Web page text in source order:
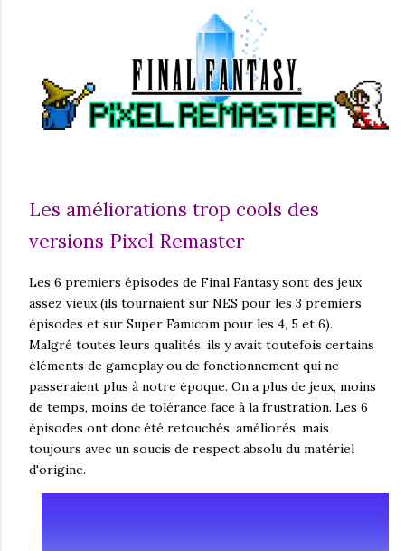
Les améliorations trop cools des
versions Pixel Remaster
Les 6 premiers épisodes de Final Fantasy sont des jeux
assez vieux (ils tournaient sur NES pour les 3 premiers
épisodes et sur Super Famicom pour les 4, 5 et 6).
Malgré toutes leurs qualités, ils y avait toutefois certains
éléments de gameplay ou de fonctionnement qui ne
passeraient plus à notre époque. On a plus de jeux, moins
de temps, moins de tolérance face à la frustration. Les 6
épisodes ont donc été retouchés, améliorés, mais
toujours avec un soucis de respect absolu du matériel
d'origine.